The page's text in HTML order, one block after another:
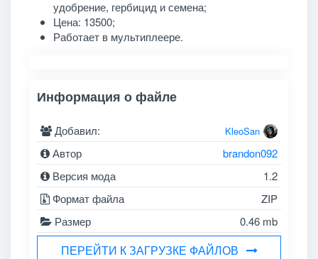
удобрение, гербицид и семена;
Цена: 13500;
Работает в мультиплеере.
Информация о файле
Добавил: KleoSan
Автор
brandon092
Версия мода
1.2
Формат файла
ZIP
Размер
0.46 mb
ПЕРЕЙТИ К ЗАГРУЗКЕ ФАЙЛОВ